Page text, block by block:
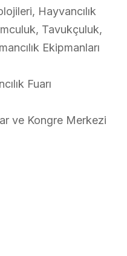
Hayvancılık
Tavukçuluk,
Ekipmanları
Fuarı
ve Kongre Merkezi